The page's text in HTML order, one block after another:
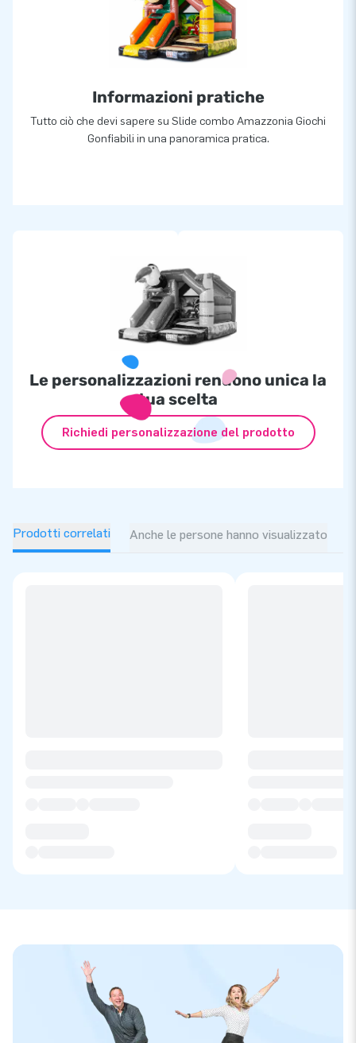
Informazioni pratiche
Tutto ciò che devi sapere su Slide combo Amazzonia Giochi
Gonfiabili in una panoramica pratica.
Le personalizzazioni rendono unica la
tua scelta
Richiedi personalizzazione del prodotto
Prodotti correlati Anche le persone hanno visualizzato